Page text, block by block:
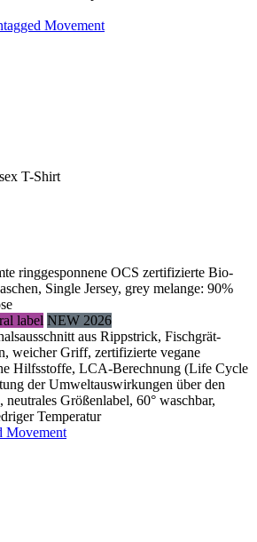
Movement
T-Shirt
ringgesponnene OCS zertifizierte Bio-
Single Jersey, grey melange: 90%
label NEW 2026
aus Rippstrick, Fischgrät-
weicher Griff, zertifizierte vegane
Hilfsstoffe, LCA-Berechnung (Life Cycle
der Umweltauswirkungen über den
neutrales Größenlabel, 60° waschbar,
Temperatur
Movement